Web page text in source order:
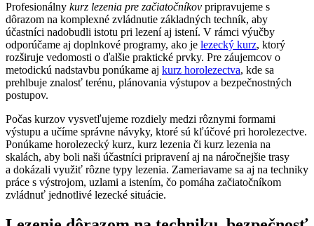
Profesionálny kurz lezenia pre začiatočníkov pripravujeme s
dôrazom na komplexné zvládnutie základných techník, aby
účastníci nadobudli istotu pri lezení aj istení. V rámci výučby
odporúčame aj doplnkové programy, ako je lezecký kurz, ktorý
rozširuje vedomosti o ďalšie praktické prvky. Pre záujemcov o
metodickú nadstavbu ponúkame aj kurz horolezectva, kde sa
prehlbuje znalosť terénu, plánovania výstupov a bezpečnostných
postupov.
Počas kurzov vysvetľujeme rozdiely medzi rôznymi formami
výstupu a učíme správne návyky, ktoré sú kľúčové pri horolezectve.
Ponúkame horolezecký kurz, kurz lezenia či kurz lezenia na
skalách, aby boli naši účastníci pripravení aj na náročnejšie trasy
a dokázali využiť rôzne typy lezenia. Zameriavame sa aj na techniky
práce s výstrojom, uzlami a istením, čo pomáha začiatočníkom
zvládnuť jednotlivé lezecké situácie.